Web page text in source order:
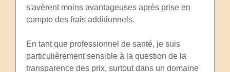
s'avèrent moins avantageuses après prise en
compte des frais additionnels.
En tant que professionnel de santé, je suis
particulièrement sensible à la question de la
transparence des prix, surtout dans un domaine